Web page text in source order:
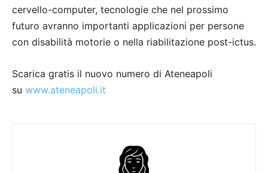
cervello-computer, tecnologie che nel prossimo
futuro avranno importanti applicazioni per persone
con disabilità motorie o nella riabilitazione post-ictus.
Scarica gratis il nuovo numero di Ateneapoli
su www.ateneapoli.it